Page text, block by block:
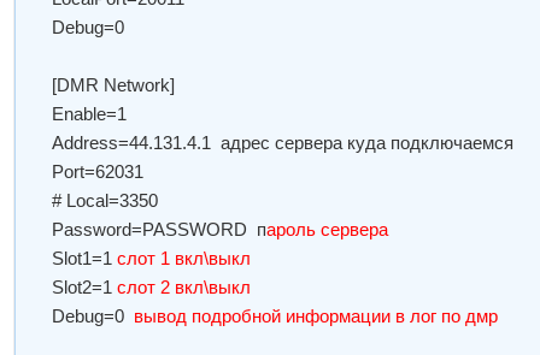
Debug=0
[DMR Network]
Enable=1
Address=44.131.4.1 адрес сервера куда подключаемся
Port=62031
# Local=3350
Password=PASSWORD пароль сервера
Slot1=1слот 1 вкл\выкл
Slot2=1слот 2 вкл\выкл
Debug=0 вывод подробной информации в лог по дмр